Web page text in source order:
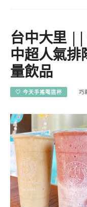
台中大里 ||
中超人氣排
量飲品
♡ 今天手搖喝這杯 巧